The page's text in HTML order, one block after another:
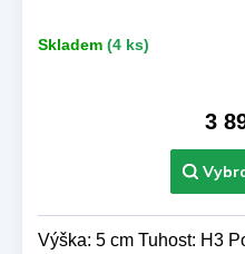
Skladem (4 ks)
3
Výška: 5 cm Tuhost: H3